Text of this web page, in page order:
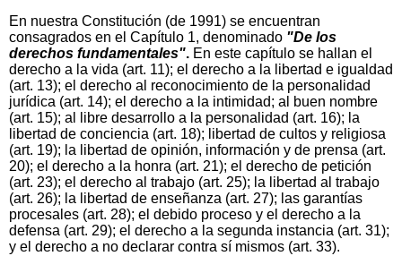
En nuestra Constitución (de 1991) se encuentran
consagrados en el Capítulo 1, denominado "De los
derechos fundamentales". En este capítulo se hallan el
derecho a la vida (art. 11); el derecho a la libertad e igualdad
(art. 13); el derecho al reconocimiento de la personalidad
jurídica (art. 14); el derecho a la intimidad; al buen nombre
(art. 15); al libre desarrollo a la personalidad (art. 16); la
libertad de conciencia (art. 18); libertad de cultos y religiosa
(art. 19); la libertad de opinión, información y de prensa (art.
20); el derecho a la honra (art. 21); el derecho de petición
(art. 23); el derecho al trabajo (art. 25); la libertad al trabajo
(art. 26); la libertad de enseñanza (art. 27); las garantías
procesales (art. 28); el debido proceso y el derecho a la
defensa (art. 29); el derecho a la segunda instancia (art. 31);
y el derecho a no declarar contra sí mismos (art. 33).